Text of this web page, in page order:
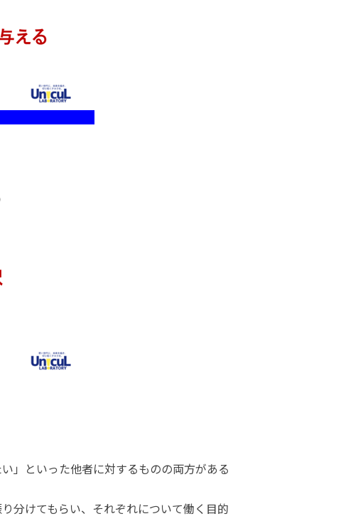
」といった他者に対するものの両方がある
分けてもらい、それぞれについて働く目的